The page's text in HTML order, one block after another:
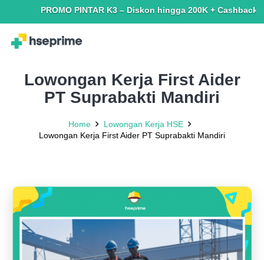
PROMO PINTAR K3 – Diskon hingga 200K + Cashback
Lowongan Kerja First Aider
PT Suprabakti Mandiri
Home
Lowongan Kerja HSE
Lowongan Kerja First Aider PT Suprabakti Mandiri